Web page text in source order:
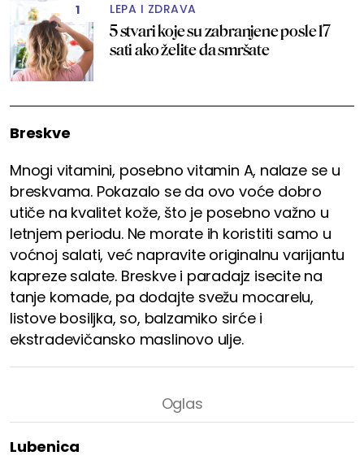
1 LEPA I ZDRAVA
5 stvari koje su zabranjene posle 17
sati ako želite da smršate
Breskve
Mnogi vitamini, posebno vitamin A, nalaze se u
breskvama. Pokazalo se da ovo voće dobro
utiče na kvalitet kože, što je posebno važno u
letnjem periodu. Ne morate ih koristiti samo u
voćnoj salati, već napravite originalnu varijantu
kapreze salate. Breskve i paradajz isecite na
tanje komade, pa dodajte svežu mocarelu,
listove bosiljka, so, balzamiko sirće i
ekstradevičansko maslinovo ulje.
Lubenica